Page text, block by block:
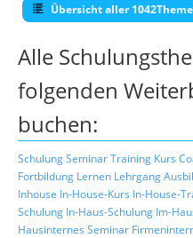
Übersicht aller
Alle
folgenden
buchen:
SchulungSeminarTraining Kurs
Fortbildung Lernen Lehrgang
Inhouse In-House-Kurs In-House-
Schulung In-Haus-Schulung Im-
Hausinternes Seminar